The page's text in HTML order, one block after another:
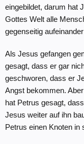
eingebildet, darum hat
Gottes Welt alle
gegenseitig
Als Jesus gefangen
gesagt, dass er gar
geschworen, dass er
Angst bekommen.
hat Petrus gesagt,
Jesus weiter auf ihn
Petrus einen Knoten in